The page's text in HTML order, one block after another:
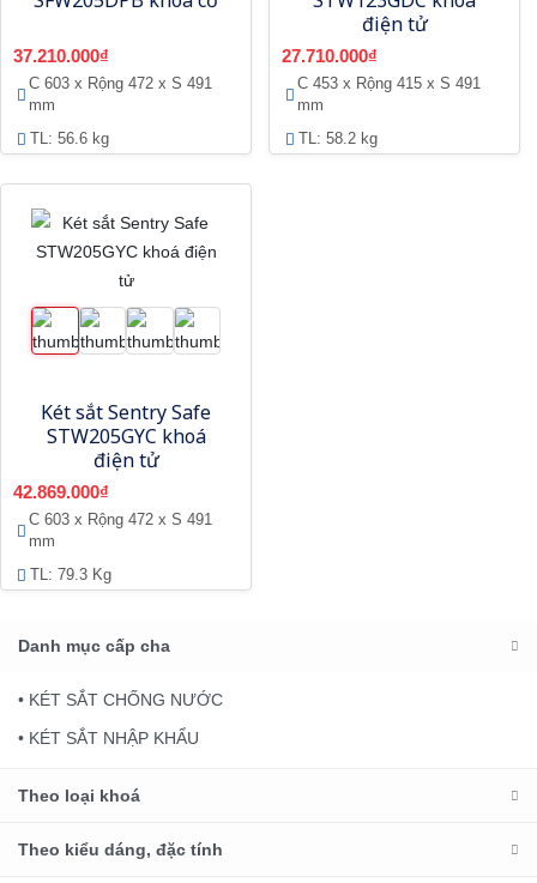
37.210.000₫
C 603 x Rộng 472 x S 491
mm
TL: 56.6 kg
điện tử
27.710.000₫
C 453 x Rộng 415 x S 491
mm
TL: 58.2 kg
Két sắt Sentry Safe
STW205GYC khoá
điện tử
42.869.000₫
C 603 x Rộng 472 x S 491
mm
TL: 79.3 Kg
Danh mục cấp cha
• KÉT SẮT CHỐNG NƯỚC
• KÉT SẮT NHẬP KHẨU
Theo loại khoá
Theo kiểu dáng, đặc tính